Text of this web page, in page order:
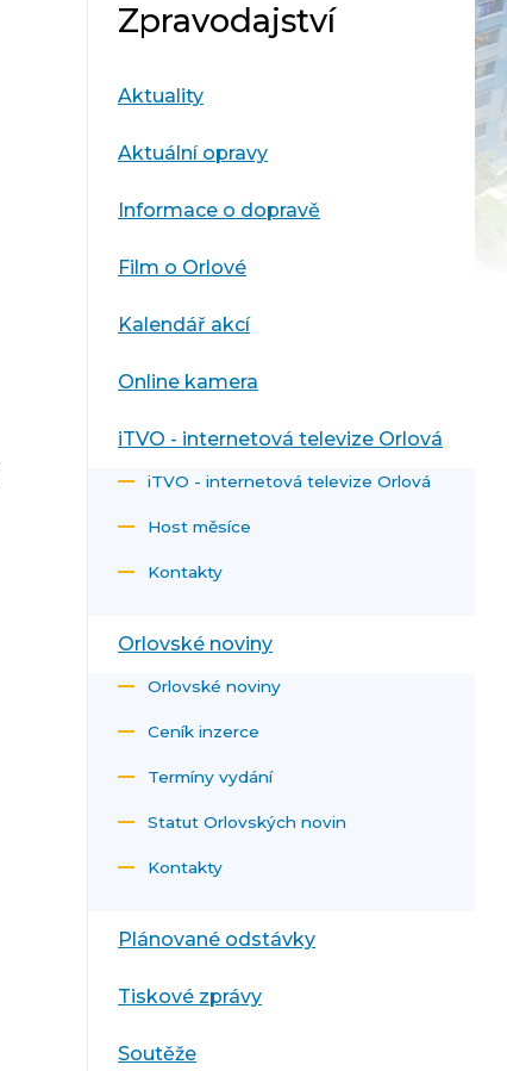
Zpravodajství
Aktuality
Aktuální opravy
Informace o dopravě
Film o Orlové
Kalendář akcí
Online kamera
iTVO - internetová televize Orlová
iTVO - internetová televize Orlová
Host měsíce
Kontakty
Orlovské noviny
Orlovské noviny
Ceník inzerce
Termíny vydání
Statut Orlovských novin
Kontakty
Plánované odstávky
Tiskové zprávy
Soutěže